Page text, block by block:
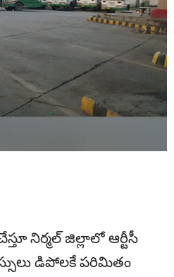
నిర్మల్ జిల్లాలో ఆర్టీసీ
డిపోలకే పరిమితం